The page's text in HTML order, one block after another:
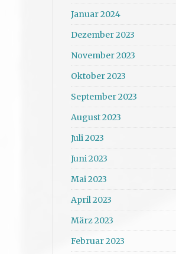
Januar 2024
Dezember 2023
November 2023
Oktober 2023
September 2023
August 2023
Juli 2023
Juni 2023
Mai 2023
April 2023
März 2023
Februar 2023